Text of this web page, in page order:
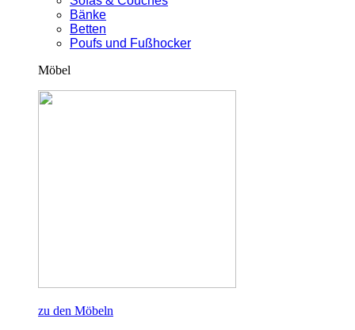
Bänke
Betten
Poufs und Fußhocker
Möbel
zu den Möbeln